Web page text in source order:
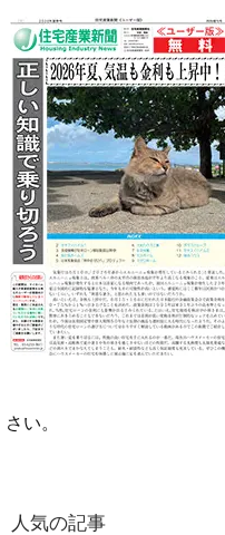
さい。
人気の記事